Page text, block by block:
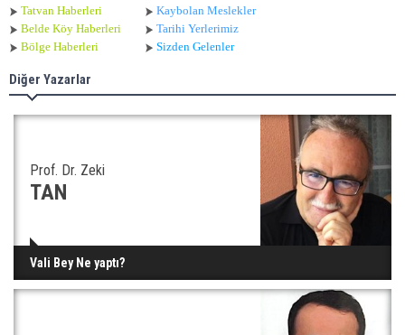
Tatvan Haberleri
Belde Köy Haberleri
Bölge Haberleri
Kaybolan Meslekler
Tarihi Yerlerimiz
Sizden Gelenler
Diğer Yazarlar
Prof. Dr. Zeki
TAN
Vali Bey Ne yaptı?